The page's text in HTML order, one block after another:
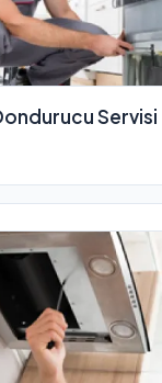
Servisi